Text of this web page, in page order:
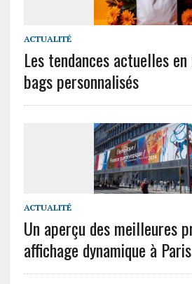
ACTUALITÉ
Les tendances actuelles
bags personnalisés
ACTUALITÉ
Un aperçu des meilleures
affichage dynamique à Paris